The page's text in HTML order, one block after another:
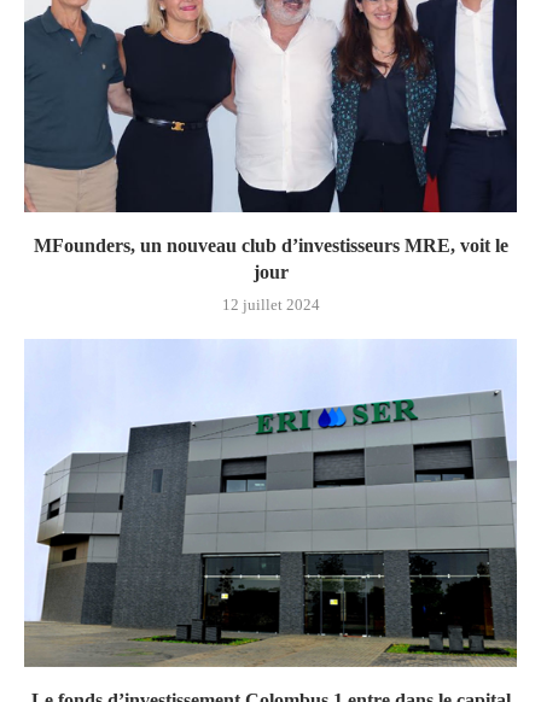
MFounders, un nouveau club d’investisseurs MRE, voit le
jour
12 juillet 2024